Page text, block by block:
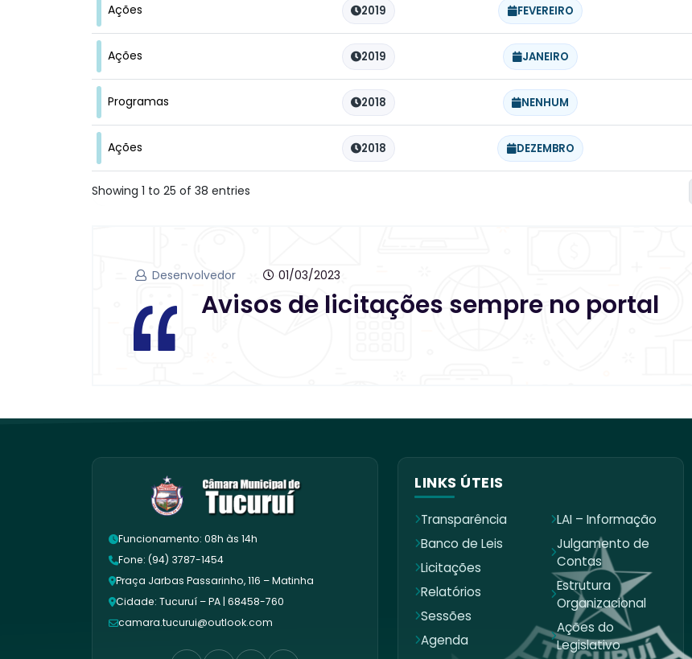
Ações 2019 FEVEREIRO
Ações 2019 JANEIRO
Programas 2018 NENHUM
Ações 2018 DEZEMBRO
Showing 1 to 25 of 38 entries
Desenvolvedor 01/03/2023
Avisos de licitações sempre no portal
Funcionamento: 08h às 14h
Fone: (94) 3787-1454
Praça Jarbas Passarinho, 116 – Matinha
Cidade: Tucuruí – PA | 68458-760
camara.tucurui@outlook.com
LINKS ÚTEIS
Transparência
Banco de Leis
Licitações
Relatórios
Sessões
Agenda
LAI – Informação
Julgamento de
Contas
Estrutura
Organizacional
Ações do
Legislativo